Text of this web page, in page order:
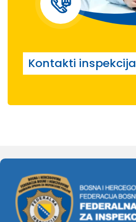
Kontakti inspekcija